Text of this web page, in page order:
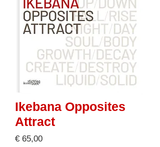
Ikebana Opposites
Attract
€ 65,00Prijs